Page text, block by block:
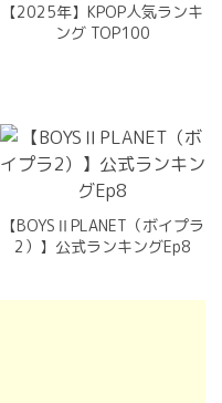
【2025年】KPOP人気ランキ
ング TOP100
【BOYSⅡPLANET（ボイプラ
2）】公式ランキングEp8